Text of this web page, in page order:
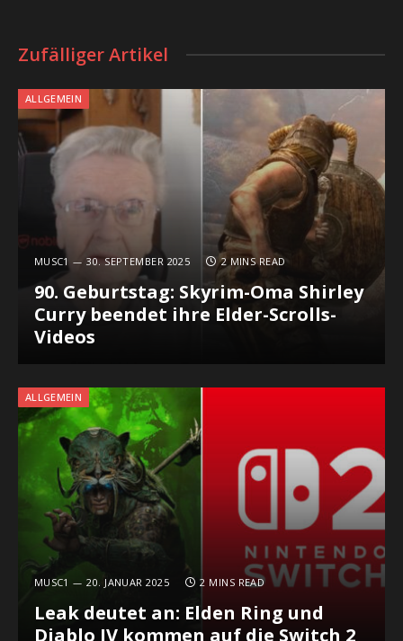
Zufälliger Artikel
ALLGEMEIN
MUSC1 30. SEPTEMBER 2025 2 MINS READ
90. Geburtstag: Skyrim-Oma Shirley
Curry beendet ihre Elder-Scrolls-
Videos
ALLGEMEIN
MUSC1 20. JANUAR 2025 2 MINS READ
Leak deutet an: Elden Ring und
Diablo IV kommen auf die Switch 2